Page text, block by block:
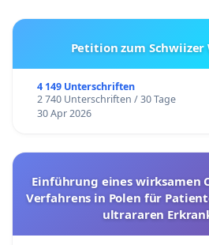
Petition zum
4 149 Unterschriften
2 740 Unterschriften / 30 Tage
30 Apr 2026
Einführung eines wirksamen
Verfahrens in Polen für
ultrararen